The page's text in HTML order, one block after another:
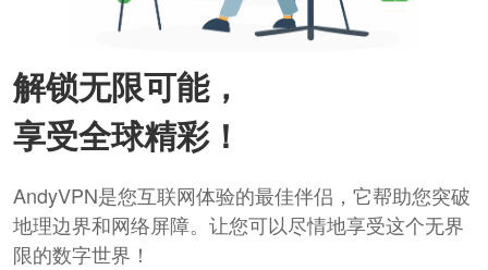
解锁无限可能，
享受全球精彩！
AndyVPN是您互联网体验的最佳伴侣，它帮助您突破
地理边界和网络屏障。让您可以尽情地享受这个无界
限的数字世界！